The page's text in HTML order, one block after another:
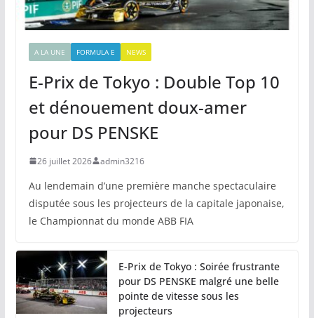
A LA UNE FORMULA E NEWS
E-Prix de Tokyo : Double Top 10
et dénouement doux-amer
pour DS PENSKE
26 juillet 2026 admin3216
Au lendemain d’une première manche spectaculaire
disputée sous les projecteurs de la capitale japonaise,
le Championnat du monde ABB FIA
E-Prix de Tokyo : Soirée frustrante
pour DS PENSKE malgré une belle
pointe de vitesse sous les
projecteurs